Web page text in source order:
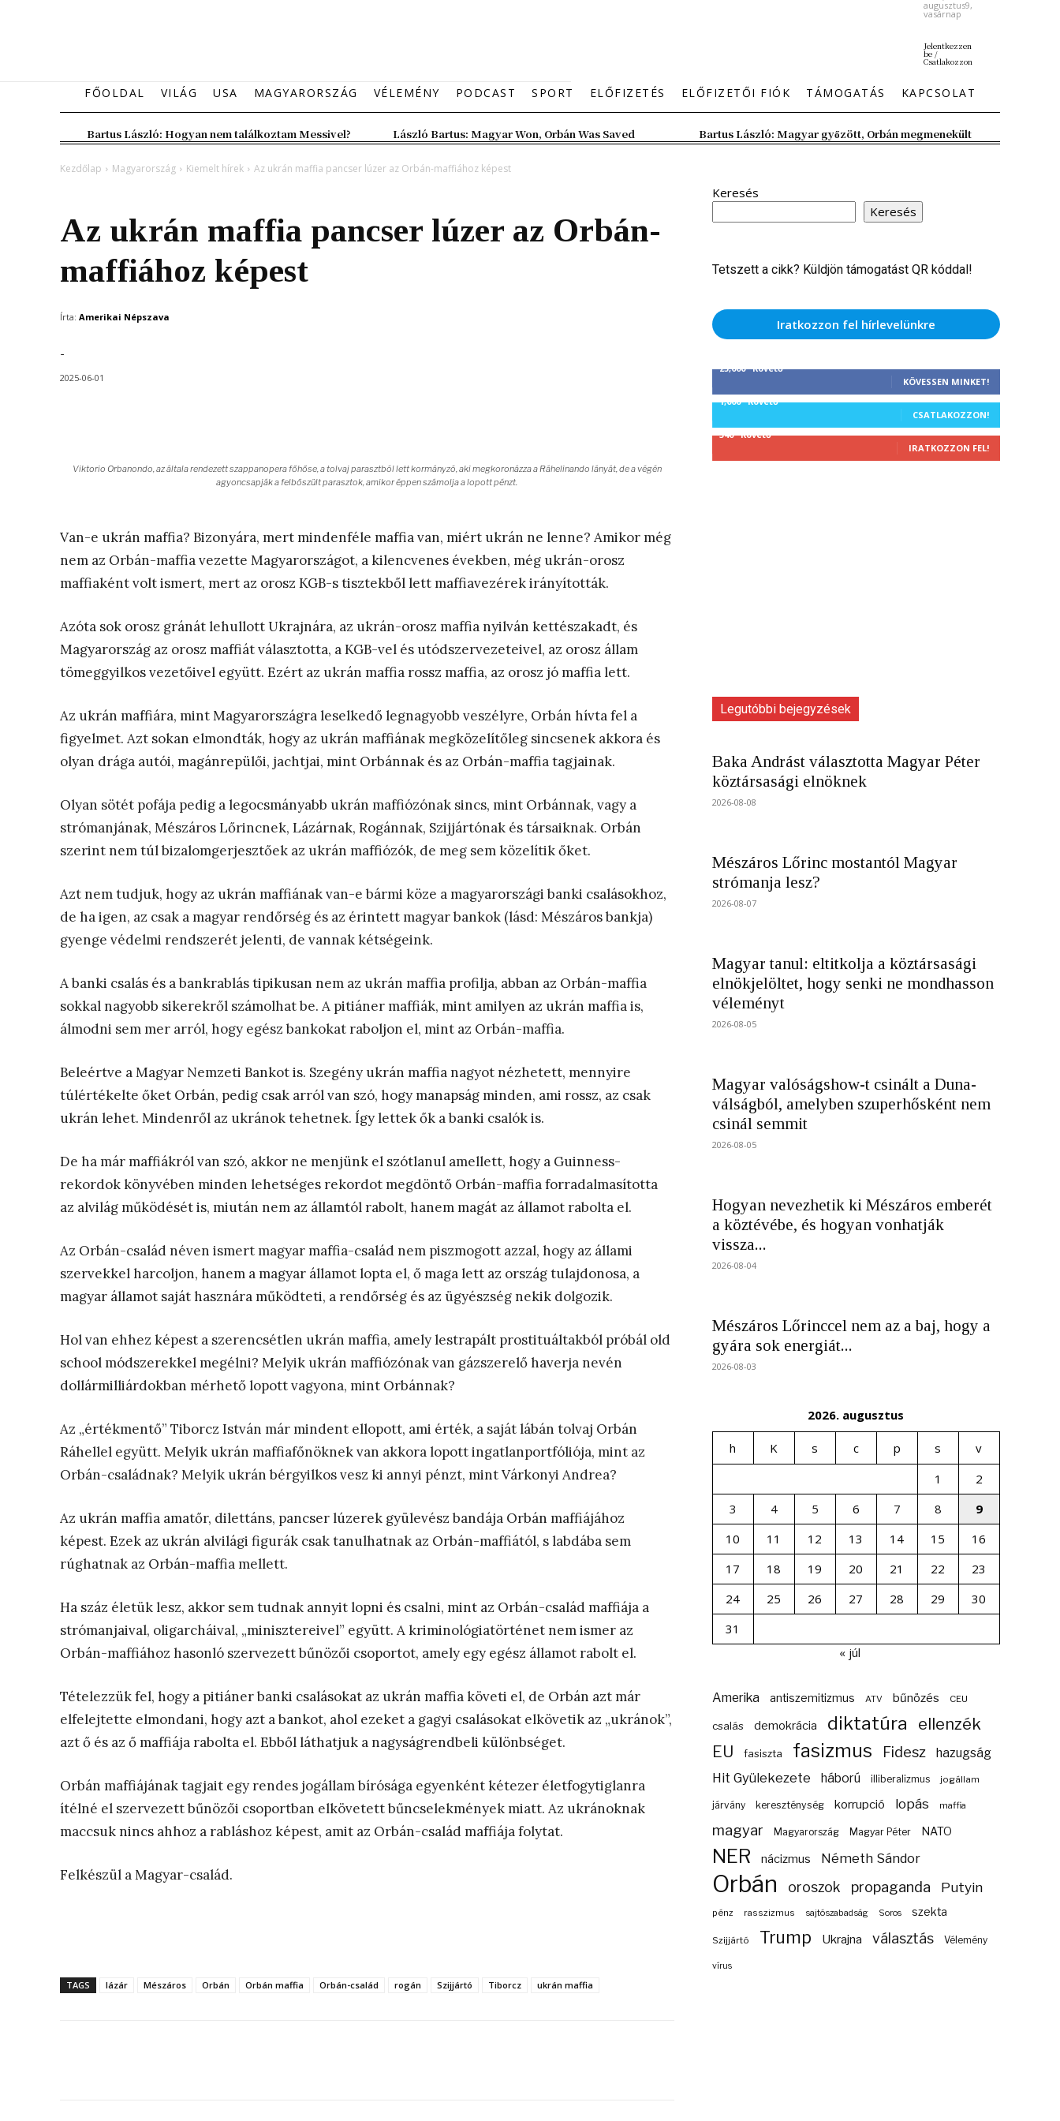
augusztus9,
vasárnap
Jelentkezzen
be /
Csatlakozzon
FŐOLDAL VILÁG USA MAGYARORSZÁG VÉLEMÉNY PODCAST SPORT ELŐFIZETÉS ELŐFIZETŐI FIÓK TÁMOGATÁS KAPCSOLAT
Bartus László: Hogyan nem találkoztam Messivel? László Bartus: Magyar Won, Orbán Was Saved Bartus László: Magyar győzött, Orbán megmenekült
Kezdőlap Magyarország Kiemelt hírek Az ukrán maffia pancser lúzer az Orbán-maffiához képest
Az ukrán maffia pancser lúzer az Orbán-
maffiához képest
Írta: Amerikai Népszava
-
2025-06-01
Viktorio Orbanondo, az általa rendezett szappanopera főhőse, a tolvaj parasztból lett kormányzó, aki megkoronázza a Ráhelinando lányát, de a végén
agyoncsapják a felbőszült parasztok, amikor éppen számolja a lopott pénzt.
Van-e ukrán maffia? Bizonyára, mert mindenféle maffia van, miért ukrán ne lenne? Amikor még
nem az Orbán-maffia vezette Magyarországot, a kilencvenes években, még ukrán-orosz
maffiaként volt ismert, mert az orosz KGB-s tisztekből lett maffiavezérek irányították.
Azóta sok orosz gránát lehullott Ukrajnára, az ukrán-orosz maffia nyilván kettészakadt, és
Magyarország az orosz maffiát választotta, a KGB-vel és utódszervezeteivel, az orosz állam
tömeggyilkos vezetőivel együtt. Ezért az ukrán maffia rossz maffia, az orosz jó maffia lett.
Az ukrán maffiára, mint Magyarországra leselkedő legnagyobb veszélyre, Orbán hívta fel a
figyelmet. Azt sokan elmondták, hogy az ukrán maffiának megközelítőleg sincsenek akkora és
olyan drága autói, magánrepülői, jachtjai, mint Orbánnak és az Orbán-maffia tagjainak.
Olyan sötét pofája pedig a legocsmányabb ukrán maffiózónak sincs, mint Orbánnak, vagy a
strómanjának, Mészáros Lőrincnek, Lázárnak, Rogánnak, Szijjártónak és társaiknak. Orbán
szerint nem túl bizalomgerjesztőek az ukrán maffiózók, de meg sem közelítik őket.
Azt nem tudjuk, hogy az ukrán maffiának van-e bármi köze a magyarországi banki csalásokhoz,
de ha igen, az csak a magyar rendőrség és az érintett magyar bankok (lásd: Mészáros bankja)
gyenge védelmi rendszerét jelenti, de vannak kétségeink.
A banki csalás és a bankrablás tipikusan nem az ukrán maffia profilja, abban az Orbán-maffia
sokkal nagyobb sikerekről számolhat be. A pitiáner maffiák, mint amilyen az ukrán maffia is,
álmodni sem mer arról, hogy egész bankokat raboljon el, mint az Orbán-maffia.
Beleértve a Magyar Nemzeti Bankot is. Szegény ukrán maffia nagyot nézhetett, mennyire
túlértékelte őket Orbán, pedig csak arról van szó, hogy manapság minden, ami rossz, az csak
ukrán lehet. Mindenről az ukránok tehetnek. Így lettek ők a banki csalók is.
De ha már maffiákról van szó, akkor ne menjünk el szótlanul amellett, hogy a Guinness-
rekordok könyvében minden lehetséges rekordot megdöntő Orbán-maffia forradalmasította
az alvilág működését is, miután nem az államtól rabolt, hanem magát az államot rabolta el.
Az Orbán-család néven ismert magyar maffia-család nem piszmogott azzal, hogy az állami
szervekkel harcoljon, hanem a magyar államot lopta el, ő maga lett az ország tulajdonosa, a
magyar államot saját hasznára működteti, a rendőrség és az ügyészség nekik dolgozik.
Hol van ehhez képest a szerencsétlen ukrán maffia, amely lestrapált prostituáltakból próbál old
school módszerekkel megélni? Melyik ukrán maffiózónak van gázszerelő haverja nevén
dollármilliárdokban mérhető lopott vagyona, mint Orbánnak?
Az „értékmentő” Tiborcz István már mindent ellopott, ami érték, a saját lábán tolvaj Orbán
Ráhellel együtt. Melyik ukrán maffiafőnöknek van akkora lopott ingatlanportfóliója, mint az
Orbán-családnak? Melyik ukrán bérgyilkos vesz ki annyi pénzt, mint Várkonyi Andrea?
Az ukrán maffia amatőr, dilettáns, pancser lúzerek gyülevész bandája Orbán maffiájához
képest. Ezek az ukrán alvilági figurák csak tanulhatnak az Orbán-maffiától, s labdába sem
rúghatnak az Orbán-maffia mellett.
Ha száz életük lesz, akkor sem tudnak annyit lopni és csalni, mint az Orbán-család maffiája a
strómanjaival, oligarcháival, „minisztereivel” együtt. A kriminológiatörténet nem ismer az
Orbán-maffiához hasonló szervezett bűnözői csoportot, amely egy egész államot rabolt el.
Tételezzük fel, hogy a pitiáner banki csalásokat az ukrán maffia követi el, de Orbán azt már
elfelejtette elmondani, hogy azt a bankot, ahol ezeket a gagyi csalásokat elkövetik az „ukránok”,
azt ő és az ő maffiája rabolta el. Ebből láthatjuk a nagyságrendbeli különbséget.
Orbán maffiájának tagjait egy rendes jogállam bírósága egyenként kétezer életfogytiglanra
ítélné el szervezett bűnözői csoportban elkövetett bűncselekmények miatt. Az ukránoknak
maccsuk nincs ahhoz a rabláshoz képest, amit az Orbán-család maffiája folytat.
Felkészül a Magyar-család.
TAGS lázár Mészáros Orbán Orbán maffia Orbán-család rogán Szijjártó Tiborcz ukrán maffia
Keresés
Keresés
Tetszett a cikk? Küldjön támogatást QR kóddal!
Iratkozzon fel hírlevelünkre
25,000 Követő
KÖVESSEN MINKET!
1,000 Követő
CSATLAKOZZON!
340 Követő
IRATKOZZON FEL!
Legutóbbi bejegyzések
Baka Andrást választotta Magyar Péter
köztársasági elnöknek
2026-08-08
Mészáros Lőrinc mostantól Magyar
strómanja lesz?
2026-08-07
Magyar tanul: eltitkolja a köztársasági
elnökjelöltet, hogy senki ne mondhasson
véleményt
2026-08-05
Magyar valóságshow-t csinált a Duna-
válságból, amelyben szuperhősként nem
csinál semmit
2026-08-05
Hogyan nevezhetik ki Mészáros emberét
a köztévébe, és hogyan vonhatják
vissza...
2026-08-04
Mészáros Lőrinccel nem az a baj, hogy a
gyára sok energiát...
2026-08-03
2026. augusztus
h K s c p s
v
1
2
3
4 5 6 7 8
9
10
11 12 13 14 15
16
17
18 19 20 21 22
23
24
25 26 27 28 29
30
31
« júl
Amerika antiszemitizmus ATV bűnözés CEU
csalás demokrácia diktatúra ellenzék
EU fasiszta fasizmus Fidesz hazugság
Hit Gyülekezete háború illiberalizmus jogállam
járvány kereszténység korrupció lopás maffia
magyar Magyarország Magyar Péter NATO
NER nácizmus Németh Sándor
Orbán oroszok propaganda Putyin
pénz rasszizmus sajtószabadság Soros szekta
Szijjártó Trump Ukrajna választás Vélemény
vírus